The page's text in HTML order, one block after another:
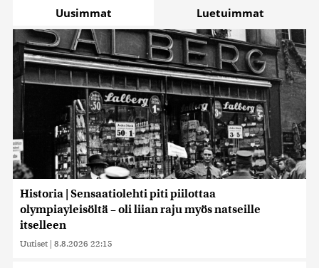
Uusimmat Luetuimmat
Historia | Sensaatiolehti piti piilottaa
olympiayleisöltä – oli liian raju myös natseille
itselleen
Uutiset | 8.8.2026 22:15